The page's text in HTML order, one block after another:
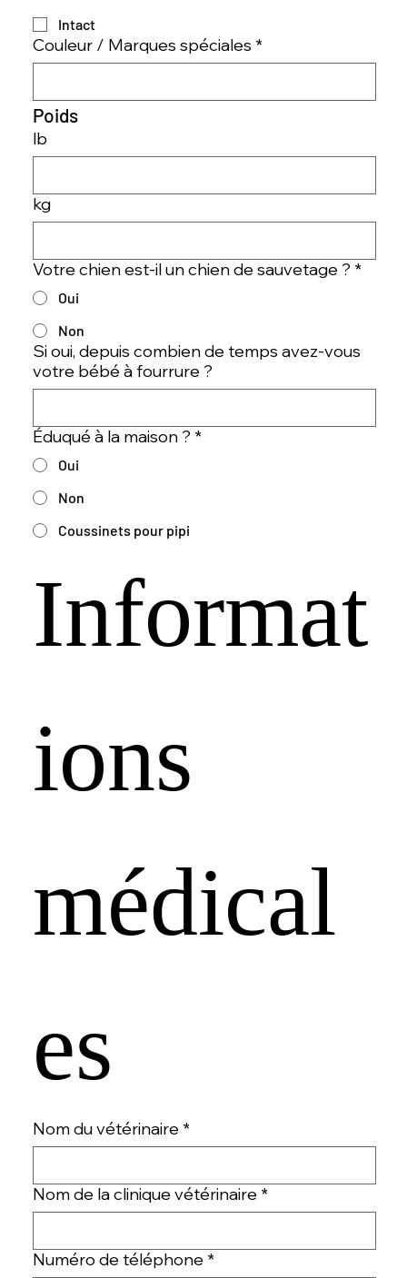
Intact
Couleur / Marques spéciales *
Poids
lb
kg
Votre chien est-il un chien de sauvetage ? *
Oui
Non
Si oui, depuis combien de temps avez-vous
votre bébé à fourrure ?
Éduqué à la maison ? *
Oui
Non
Coussinets pour pipi
Informat
ions
médical
es
Nom du vétérinaire *
Nom de la clinique vétérinaire *
Numéro de téléphone *